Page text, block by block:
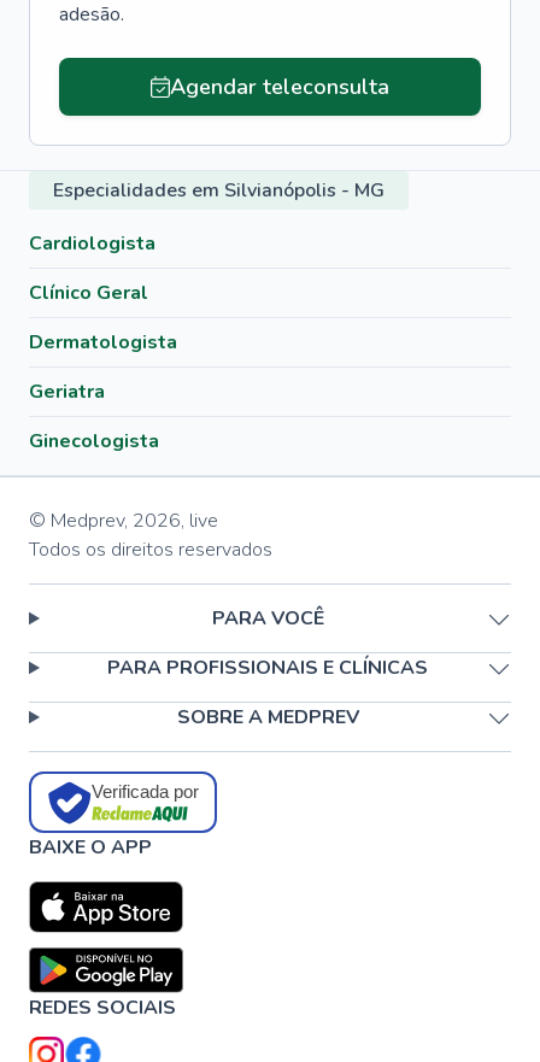
adesão.
Agendar teleconsulta
Especialidades em Silvianópolis - MG
Cardiologista
Clínico Geral
Dermatologista
Geriatra
Ginecologista
© Medprev, 2026, live
Todos os direitos reservados
PARA VOCÊ
PARA PROFISSIONAIS E CLÍNICAS
SOBRE A MEDPREV
Verificada por
BAIXE O APP
REDES SOCIAIS